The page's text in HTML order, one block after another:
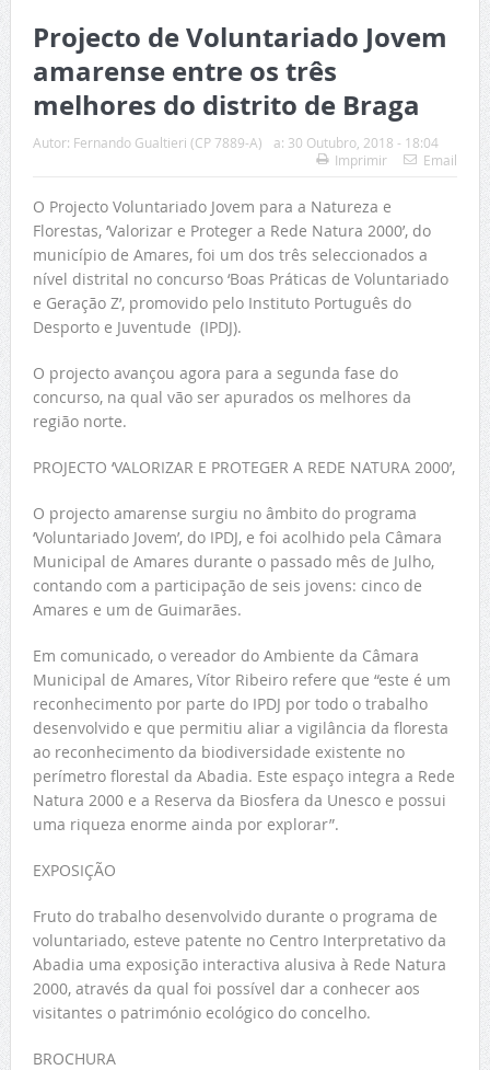
Projecto de Voluntariado Jovem
amarense entre os três
melhores do distrito de Braga
Autor: Fernando Gualtieri (CP 7889-A) a: 30 Outubro, 2018 - 18:04
Imprimir
Email
O Projecto Voluntariado Jovem para a Natureza e
Florestas, ‘Valorizar e Proteger a Rede Natura 2000’, do
município de Amares, foi um dos três seleccionados a
nível distrital no concurso ‘Boas Práticas de Voluntariado
e Geração Z’, promovido pelo Instituto Português do
Desporto e Juventude (IPDJ).
O projecto avançou agora para a segunda fase do
concurso, na qual vão ser apurados os melhores da
região norte.
PROJECTO ‘VALORIZAR E PROTEGER A REDE NATURA 2000’,
O projecto amarense surgiu no âmbito do programa
‘Voluntariado Jovem’, do IPDJ, e foi acolhido pela Câmara
Municipal de Amares durante o passado mês de Julho,
contando com a participação de seis jovens: cinco de
Amares e um de Guimarães.
Em comunicado, o vereador do Ambiente da Câmara
Municipal de Amares, Vítor Ribeiro refere que “este é um
reconhecimento por parte do IPDJ por todo o trabalho
desenvolvido e que permitiu aliar a vigilância da floresta
ao reconhecimento da biodiversidade existente no
perímetro florestal da Abadia. Este espaço integra a Rede
Natura 2000 e a Reserva da Biosfera da Unesco e possui
uma riqueza enorme ainda por explorar”.
EXPOSIÇÃO
Fruto do trabalho desenvolvido durante o programa de
voluntariado, esteve patente no Centro Interpretativo da
Abadia uma exposição interactiva alusiva à Rede Natura
2000, através da qual foi possível dar a conhecer aos
visitantes o património ecológico do concelho.
BROCHURA